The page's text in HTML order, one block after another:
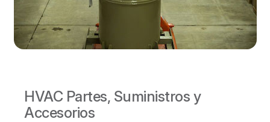
HVAC Partes, Suministros y
Accesorios